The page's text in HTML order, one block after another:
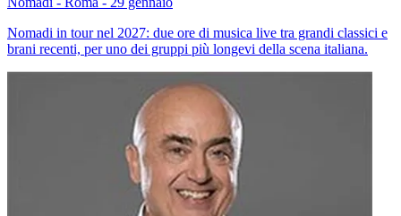
Nomadi in tour nel 2027: due ore di musica live tra grandi classici e
brani recenti, per uno dei gruppi più longevi della scena italiana.